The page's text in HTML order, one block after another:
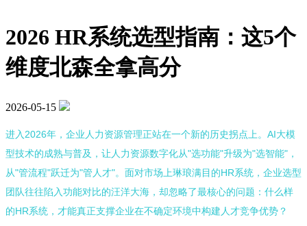
2026 HR系统选型指南：这5个
维度北森全拿高分
2026-05-15
进入2026年，企业人力资源管理正站在一个新的历史拐点上。AI大模
型技术的成熟与普及，让人力资源数字化从"选功能"升级为"选智能"，
从"管流程"跃迁为"管人才"。面对市场上琳琅满目的HR系统，企业选型
团队往往陷入功能对比的汪洋大海，却忽略了最核心的问题：什么样
的HR系统，才能真正支撑企业在不确定环境中构建人才竞争优势？